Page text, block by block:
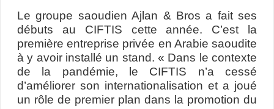
Le groupe saoudien Ajlan & Bros a fait ses
débuts au CIFTIS cette année. C’est la
première entreprise privée en Arabie saoudite
à y avoir installé un stand. « Dans le contexte
de la pandémie, le CIFTIS n’a cessé
d’améliorer son internationalisation et a joué
un rôle de premier plan dans la promotion du